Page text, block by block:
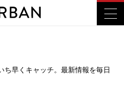
ち早くキャッチ。最新情報を毎日